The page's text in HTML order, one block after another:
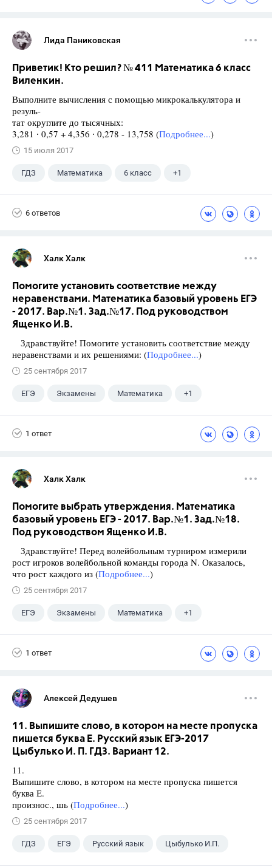
Лида Паниковская
Приветик! Кто решил? № 411 Математика 6 класс
Виленкин.
Выполните вычисления с помощью микрокалькулятора и
резуль-
тат округлите до тысячных:
3,281 ∙ 0,57 + 4,356 ∙ 0,278 - 13,758 (Подробнее...)
15 июля 2017
ГДЗ Математика 6 класс +1
6 ответов
Халк Халк
Помогите установить соответствие между
неравенствами. Математика базовый уровень ЕГЭ
- 2017. Вар.№1. Зад.№17. Под руководством
Ященко И.В.
Здравствуйте! Помогите установить соответствие между
неравенствами и их решениями: (Подробнее...)
25 сентября 2017
ЕГЭ Экзамены Математика +1
1 ответ
Халк Халк
Помогите выбрать утверждения. Математика
базовый уровень ЕГЭ - 2017. Вар.№1. Зад.№18.
Под руководством Ященко И.В.
Здравствуйте! Перед волейбольным турниром измерили
рост игроков волейбольной команды города N. Оказалось,
что рост каждого из (Подробнее...)
25 сентября 2017
ЕГЭ Экзамены Математика +1
1 ответ
Алексей Дедушев
11. Выпишите слово, в котором на месте пропуска
пишется буква Е. Русский язык ЕГЭ-2017
Цыбулько И. П. ГДЗ. Вариант 12.
11.
Выпишите слово, в котором на месте пропуска пишется
буква Е.
произнос., шь (Подробнее...)
25 сентября 2017
ГДЗ ЕГЭ Русский язык Цыбулько И.П.